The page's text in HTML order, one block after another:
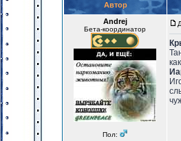
Автор
Andrej
Бета-координатор
Пол: